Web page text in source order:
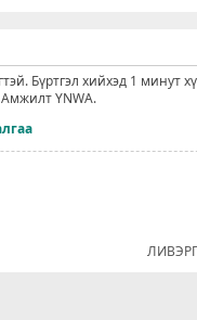
Бүртгэл хийхэд 1
Амжилт YNWA.